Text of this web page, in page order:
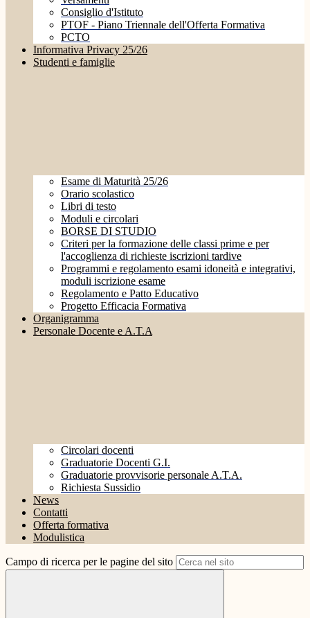
Consiglio d'Istituto
PTOF - Piano Triennale dell'Offerta Formativa
PCTO
Informativa Privacy 25/26
Studenti e famiglie
Esame di Maturità 25/26
Orario scolastico
Libri di testo
Moduli e circolari
BORSE DI STUDIO
Criteri per la formazione delle classi prime e per
l'accoglienza di richieste iscrizioni tardive
Programmi e regolamento esami idoneità e integrativi,
moduli iscrizione esame
Regolamento e Patto Educativo
Progetto Efficacia Formativa
Organigramma
Personale Docente e A.T.A
Circolari docenti
Graduatorie Docenti G.I.
Graduatorie provvisorie personale A.T.A.
Richiesta Sussidio
News
Contatti
Offerta formativa
Modulistica
Campo di ricerca per le pagine del sito